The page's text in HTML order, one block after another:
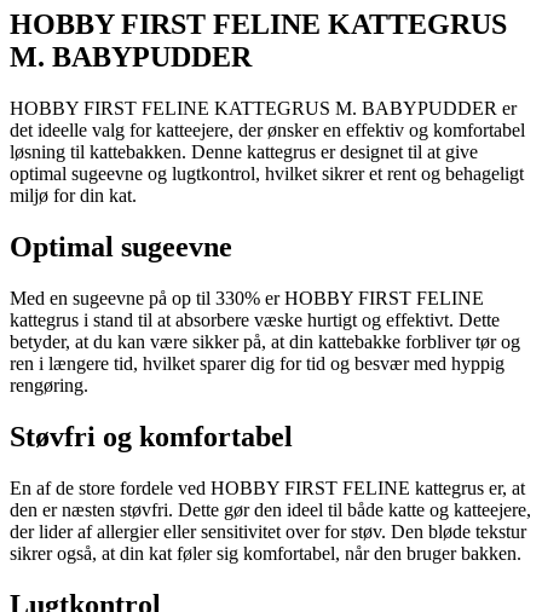
HOBBY FIRST FELINE KATTEGRUS
M. BABYPUDDER
HOBBY FIRST FELINE KATTEGRUS M. BABYPUDDER er
det ideelle valg for katteejere, der ønsker en effektiv og komfortabel
løsning til kattebakken. Denne kattegrus er designet til at give
optimal sugeevne og lugtkontrol, hvilket sikrer et rent og behageligt
miljø for din kat.
Optimal sugeevne
Med en sugeevne på op til 330% er HOBBY FIRST FELINE
kattegrus i stand til at absorbere væske hurtigt og effektivt. Dette
betyder, at du kan være sikker på, at din kattebakke forbliver tør og
ren i længere tid, hvilket sparer dig for tid og besvær med hyppig
rengøring.
Støvfri og komfortabel
En af de store fordele ved HOBBY FIRST FELINE kattegrus er, at
den er næsten støvfri. Dette gør den ideel til både katte og katteejere,
der lider af allergier eller sensitivitet over for støv. Den bløde tekstur
sikrer også, at din kat føler sig komfortabel, når den bruger bakken.
Lugtkontrol